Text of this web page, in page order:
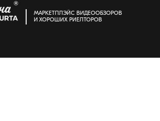
МАРКЕТПЛЭЙС ВИДЕООБЗОРОВ
И ХОРОШИХ РИЕЛТОРОВ